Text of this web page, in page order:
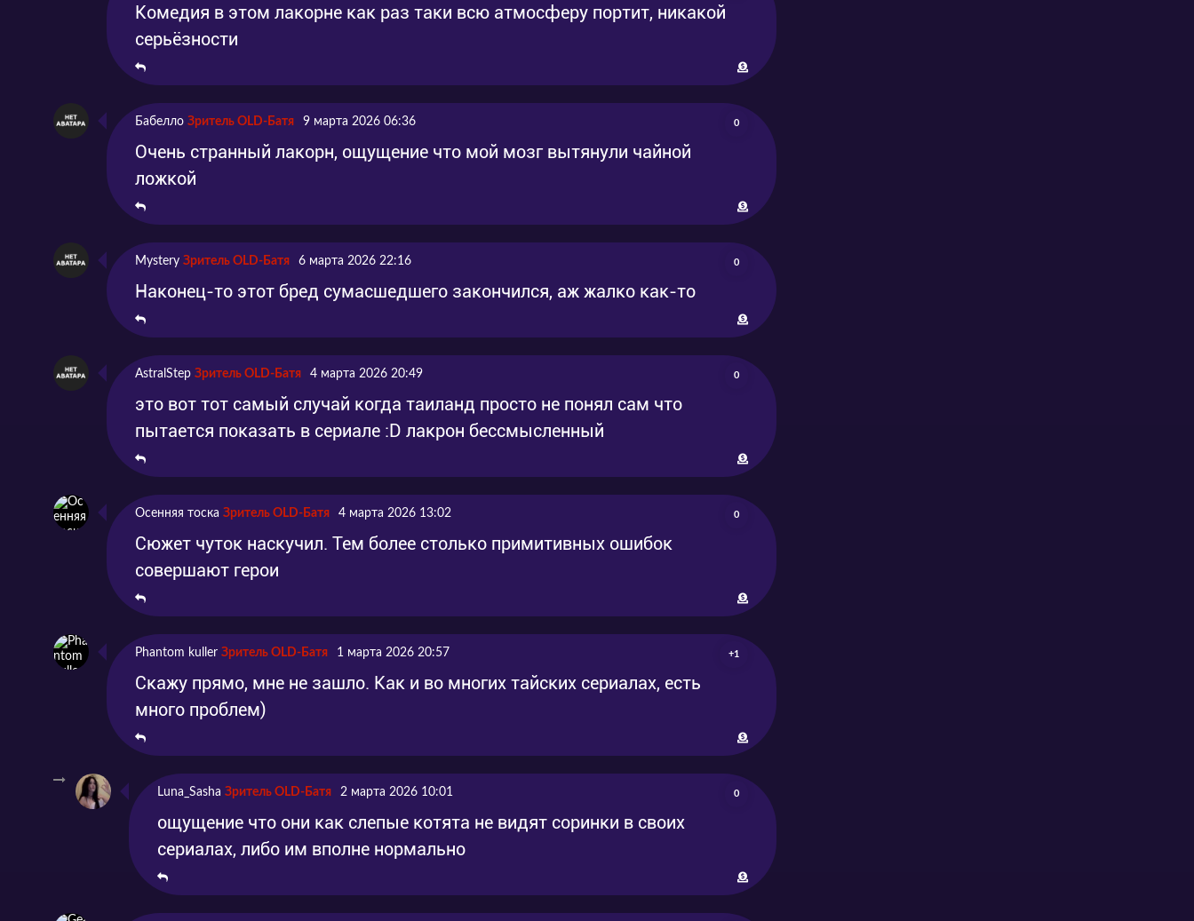
Комедия в этом лакорне как раз таки всю атмосферу портит, никакой
серьёзности
Бабелло Зритель OLD-Батя 9 марта 2026 06:36 0
Очень странный лакорн, ощущение что мой мозг вытянули чайной
ложкой
Mystery Зритель OLD-Батя 6 марта 2026 22:16 0
Наконец-то этот бред сумасшедшего закончился, аж жалко как-то
AstralStep Зритель OLD-Батя 4 марта 2026 20:49 0
это вот тот самый случай когда таиланд просто не понял сам что
пытается показать в сериале :D лакрон бессмысленный
Осенняя тоска Зритель OLD-Батя 4 марта 2026 13:02 0
Сюжет чуток наскучил. Тем более столько примитивных ошибок
совершают герои
Phantom kuller Зритель OLD-Батя 1 марта 2026 20:57 +1
Скажу прямо, мне не зашло. Как и во многих тайских сериалах, есть
много проблем)
Luna_Sasha Зритель OLD-Батя 2 марта 2026 10:01 0
ощущение что они как слепые котята не видят соринки в своих
сериалах, либо им вполне нормально